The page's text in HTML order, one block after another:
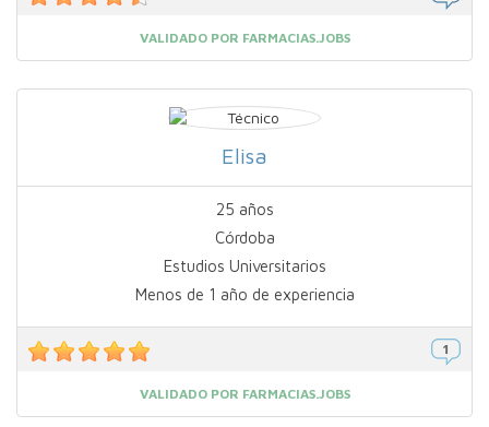
VALIDADO POR FARMACIAS.JOBS
Elisa
25 años
Córdoba
Estudios Universitarios
Menos de 1 año de experiencia
VALIDADO POR FARMACIAS.JOBS